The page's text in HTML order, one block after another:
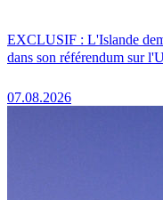
EXCLUSIF : L'Islande
dans son référendum sur
07.08.2026